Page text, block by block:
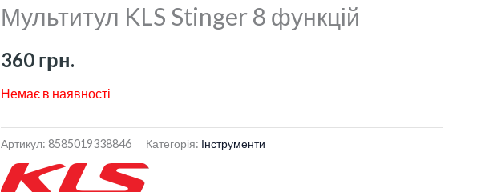
Мультитул KLS Stinger 8 функцій
360 грн.
Немає в наявності
Артикул: 8585019338846 Категорія: Інструменти